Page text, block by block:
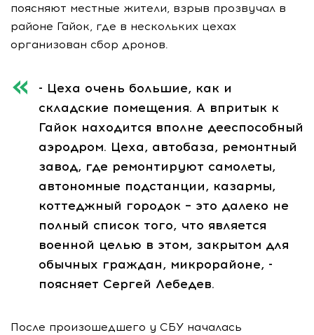
поясняют местные жители, взрыв прозвучал в
районе Гайок, где в нескольких цехах
организован сбор дронов.
- Цеха очень большие, как и
складские помещения. А впритык к
Гайок находится вполне дееспособный
аэродром. Цеха, автобаза, ремонтный
завод, где ремонтируют самолеты,
автономные подстанции, казармы,
коттеджный городок – это далеко не
полный список того, что является
военной целью в этом, закрытом для
обычных граждан, микрорайоне, -
поясняет Сергей Лебедев.
После произошедшего у СБУ началась